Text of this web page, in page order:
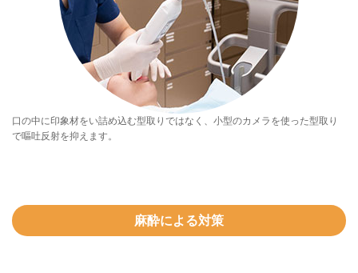
口の中に印象材をい詰め込む型取りではなく、小型のカメラを使った型取り
で嘔吐反射を抑えます。
麻酔による対策